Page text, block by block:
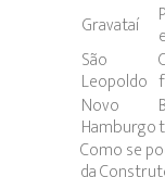
Gravataí
São
Leopoldo
Novo
Hamburgo
Como se